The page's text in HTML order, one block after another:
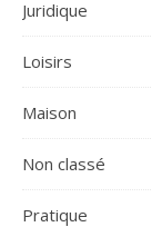
Juridique
Loisirs
Maison
Non classé
Pratique